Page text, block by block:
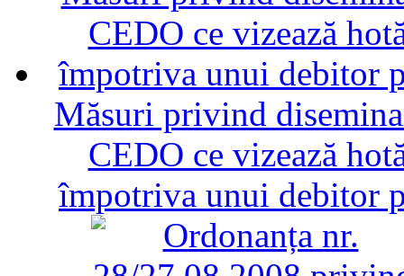
Măsuri privind
CEDO ce vizează
împotriva unui debitor